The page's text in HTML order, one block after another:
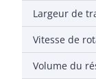
Largeur de
Vitesse de
Volume du